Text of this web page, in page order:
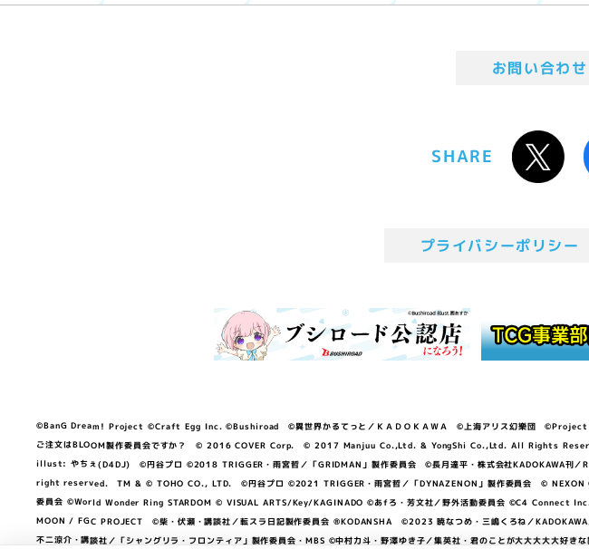
お問い合わせ
SHARE
プライバシーポリシー
©BanG Dream! Project ©Craft Egg Inc. ©Bushiroad ©異世界かるてっと／ＫＡＤＯＫＡＷＡ ©上海アリス幻樂団
ご注文はBLOOM製作委員会ですか？ © 2016 COVER Corp. © 2017 Manjuu Co.,Ltd. & YongShi Co.,Ltd. All
illust: やちぇ(D4DJ) ©円谷プロ ©2018 TRIGGER・雨宮哲／「GRIDMAN」製作委員会 ©長月達平・株式会社KADOKAWA刊／
right reserved. TM & © TOHO CO., LTD. ©円谷プロ ©2021 TRIGGER・雨宮哲／「DYNAZENON」製作委員会 © NEXON
委員会 ©World Wonder Ring STARDOM © VISUAL ARTS/Key/KAGINADO ©あfろ・芳文社／野外活動委員会 ©C4 Connect
MOON / FGC PROJECT ©柴・伏瀬・講談社／転スラ日記製作委員会 ®KODANSHA ©2023 暁なつめ・三嶋くろね／
不二涼介・講談社／「シャングリラ・フロンティア」製作委員会・MBS ©中村力斗・野澤ゆき子／集英社・君のことが大大大大